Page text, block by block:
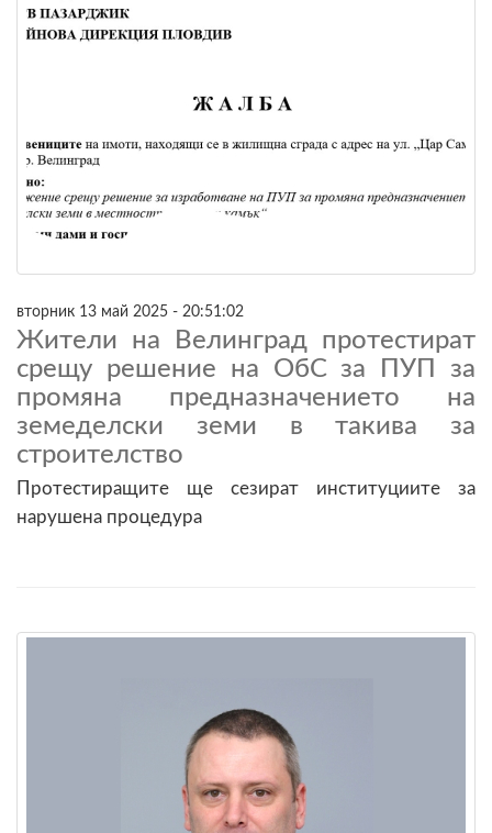
вторник 13 май 2025 - 20:51:02
Жители на Велинград протестират
срещу решение на ОбС за ПУП за
промяна предназначението на
земеделски земи в такива за
строителство
Протестиращите ще сезират институциите за
нарушена процедура